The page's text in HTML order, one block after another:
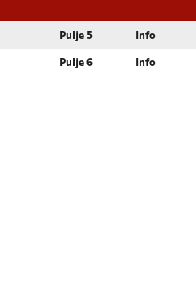
Pulje 5 Info
Pulje 6 Info